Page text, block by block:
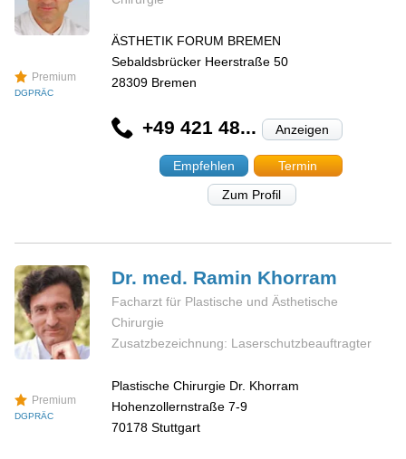
Premium
DGPRÄC
ÄSTHETIK FORUM BREMEN
Sebaldsbrücker Heerstraße 50
28309 Bremen
+49 421 48... Anzeigen
Empfehlen
Termin
Zum Profil
Premium
DGPRÄC
Dr. med. Ramin Khorram
Facharzt für Plastische und Ästhetische
Chirurgie
Zusatzbezeichnung: Laserschutzbeauftragter
Plastische Chirurgie Dr. Khorram
Hohenzollernstraße 7-9
70178 Stuttgart